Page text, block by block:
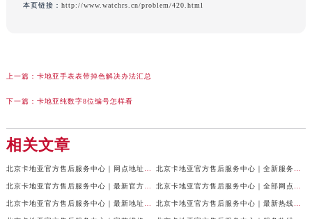
本页链接： http://www.watchrs.cn/problem/420.html
上一篇： 卡地亚手表表带掉色解决办法汇总
下一篇： 卡地亚纯数字8位编号怎样看
相关文章